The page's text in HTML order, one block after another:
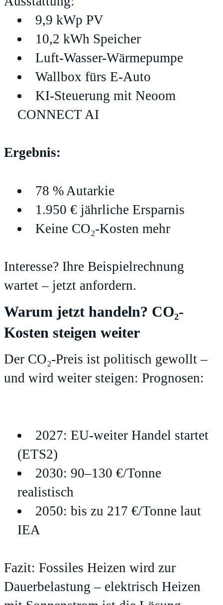
9,9 kWp PV
10,2 kWh Speicher
Luft-Wasser-Wärmepumpe
Wallbox fürs E-Auto
KI-Steuerung mit Neoom
CONNECT AI
Ergebnis:
78 % Autarkie
1.950 € jährliche Ersparnis
Keine CO₂-Kosten mehr
Interesse? Ihre Beispielrechnung
wartet – jetzt anfordern.
Warum jetzt handeln? CO₂-
Kosten steigen weiter
Der CO₂-Preis ist politisch gewollt –
und wird weiter steigen: Prognosen:
2027: EU-weiter Handel startet
(ETS2)
2030: 90–130 €/Tonne
realistisch
2050: bis zu 217 €/Tonne laut
IEA
Fazit: Fossiles Heizen wird zur
Dauerbelastung – elektrisch Heizen